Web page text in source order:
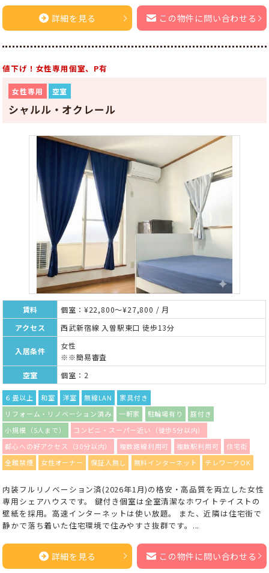
詳細を見る この物件に問い合わせる
値下げ！女性専用個室、P有
女性専用 空室
シャルル・オクレール
賃料
個室：¥22,800～¥27,800 / 月
アクセス
西武新宿線 入曽駅東口 徒歩13分
入居条件
女性
※※簡易審査
空室
個室：2
６畳以上 和室 洋室 無線LAN
家具付き
リフォーム・リノベーション済み
一軒家 駐輪場有り
庭付き
小規模（5人まで）
コンビニ・スーパー近い（徒歩5分以内）
都心への好アクセス（30分以内）
複数路線利用可 複数駅利用可
住宅街
全館禁煙
女性オーナー 保証人無し 無料インターネット テレワークOK
内装フルリノベーション済(2026年1月)の格安・高品質を両立した女性
専用シェアハウスです。 鍵付き個室は全室清潔なホワイトテイストの
壁紙を採用。高速インターネットは使い放題。 また、近隣は住宅街で
静かで落ち着いた住宅環境で住みやすさ抜群です。...
詳細を見る この物件に問い合わせる